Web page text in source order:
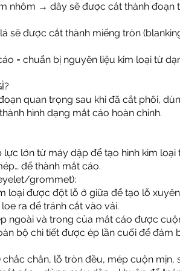
→ dây sẽ được cắt thành đoạn
sẽ được cắt thành miếng tròn
= chuẩn bị nguyên liệu kim loại từ
quan trọng sau khi đã cắt phôi,
hình dạng mắt cáo hoàn chỉnh.
lớn từ máy dập để tạo hình kim loại
để thành mắt cáo.
grommet):
loại được đột lỗ ở giữa để tạo lỗ
ra để tránh cắt vào vải.
ngoài và trong của mắt cáo được
bộ chi tiết được ép lần cuối để
chắn, lỗ tròn đều, mép cuộn mịn,